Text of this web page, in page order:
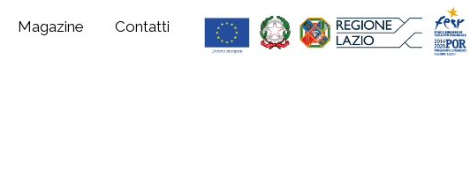
Magazine Contatti